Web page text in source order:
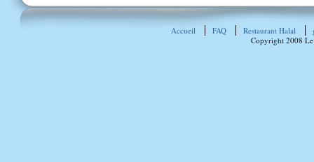
Accueil FAQ Restaurant Halal
Copyright 2008